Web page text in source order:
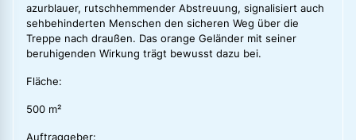
azurblauer, rutschhemmender Abstreuung, signalisiert auch
sehbehinderten Menschen den sicheren Weg über die
Treppe nach draußen. Das orange Geländer mit seiner
beruhigenden Wirkung trägt bewusst dazu bei.
Fläche:
500 m²
Auftraggeber: